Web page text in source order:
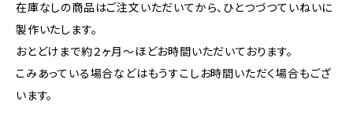
在庫なしの商品はご注文いただいてから、ひとつづつていねいに
製作いたします。
おとどけまで約２ヶ月〜ほどお時間いただいております。
こみあっている場合などはもうすこしお時間いただく場合もござ
います。